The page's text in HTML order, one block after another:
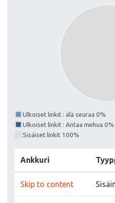
Ulkoiset linkit : älä seuraa 0%
Ulkoiset linkit : Antaa mehua 0%
Sisäiset linkit 100%
Ankkuri
Skip to content